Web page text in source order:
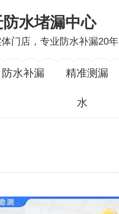
水堵漏中心
门店，专业防水补漏20年
防水补漏 精准测漏
水
服务内容：